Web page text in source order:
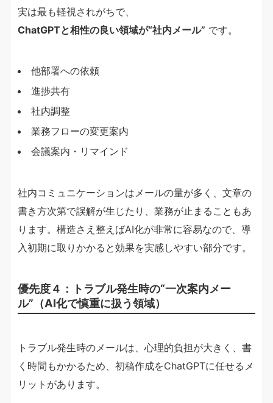
実は最も軽視されがちで、
ChatGPTと相性の良い領域が“社内メール” です。
他部署への依頼
進捗共有
社内調整
業務フローの変更案内
会議案内・リマインド
社内コミュニケーションはメールの量が多く、文章の
書き方次第で誤解が生じたり、業務が止まることもあ
ります。構造さえ整えばAI化が非常に容易なので、導
入初期に取りかかると効果を実感しやすい部分です。
優先度４：トラブル発生時の“一次案内メー
ル”（AI化で慎重に扱う領域）
トラブル発生時のメールは、心理的負担が大きく、書
く時間もかかるため、初稿作成をChatGPTに任せるメ
リットがあります。